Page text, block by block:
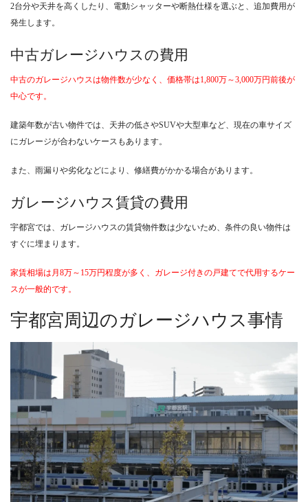
2台分や天井を高くしたり、電動シャッターや断熱仕様を選ぶと、追加費用が
発生します。
中古ガレージハウスの費用
中古のガレージハウスは物件数が少なく、価格帯は1,800万～3,000万円前後が
中心です。
建築年数が古い物件では、天井の低さやSUVや大型車など、現在の車サイズ
にガレージが合わないケースもあります。
また、雨漏りや劣化などにより、修繕費がかかる場合があります。
ガレージハウス賃貸の費用
宇都宮では、ガレージハウスの賃貸物件数は少ないため、条件の良い物件は
すぐに埋まります。
家賃相場は月8万～15万円程度が多く、ガレージ付きの戸建てで代用するケー
スが一般的です。
宇都宮周辺のガレージハウス事情